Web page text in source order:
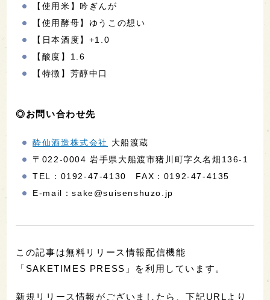
【使用米】吟ぎんが
【使用酵母】ゆうこの想い
【日本酒度】+1.0
【酸度】1.6
【特徴】芳醇中口
◎お問い合わせ先
酔仙酒造株式会社
大船渡蔵
〒022-0004 岩手県大船渡市猪川町字久名畑136-1
TEL：0192-47-4130 FAX：0192-47-4135
E-mail：sake@suisenshuzo.jp
この記事は無料リリース情報配信機能
「SAKETIMES PRESS」を利用しています。
新規リリース情報がございましたら、下記URLより